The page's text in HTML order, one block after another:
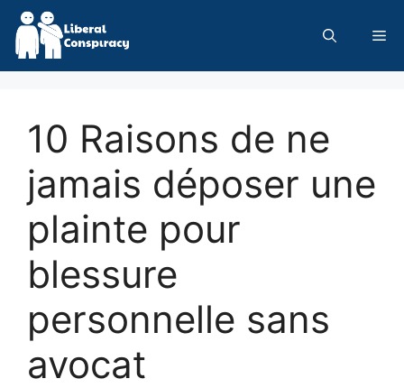
Skip
content
10 Raisons de ne
jamais déposer une
plainte pour
blessure
personnelle sans
avocat